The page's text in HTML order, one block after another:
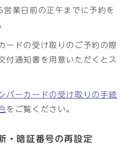
業日前の正午までに予約を
ードの受け取りのご予約の際
付通知書を用意いただくとス
バーカードの受け取りの手続
をご覧ください。
・暗証番号の再設定